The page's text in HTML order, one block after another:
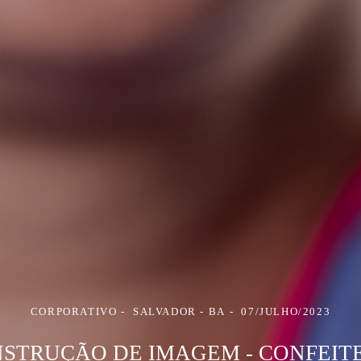
CORPORATIVO SALVADOR - BA 07/JULHO/2023
DE IMAGEM -